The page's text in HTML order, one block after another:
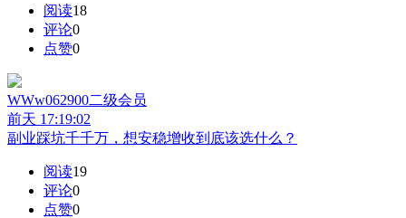
阅读18
评论0
点赞0
WWw062900二级会员
前天 17:19:02
副业踩坑千千万，想安稳增收到底该选什么？
阅读19
评论0
点赞0